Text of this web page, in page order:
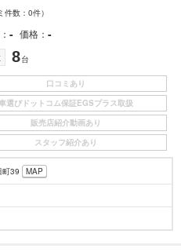
件数：0件）
- 価格 -
8台
口コミあり
選びドットコム保証EGSプラス取扱
販売店紹介動画あり
スタッフ紹介あり
町39 MAP